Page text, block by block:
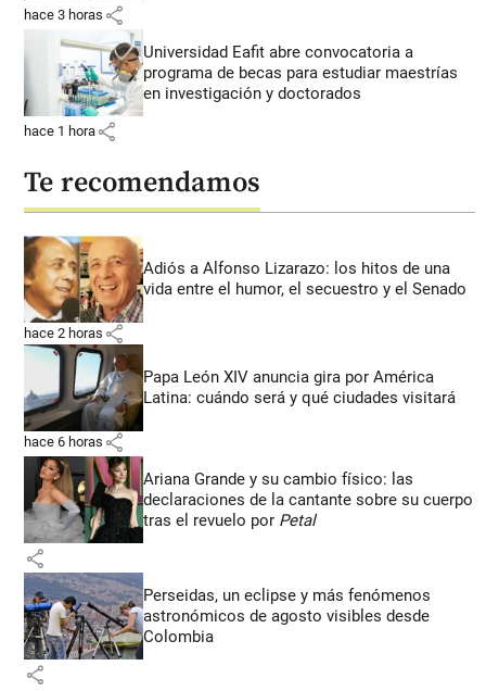
hace 3 horas share
Universidad Eafit abre convocatoria a
programa de becas para estudiar maestrías
en investigación y doctorados
hace 1 hora share
Te recomendamos
Adiós a Alfonso Lizarazo: los hitos de una
vida entre el humor, el secuestro y el Senado
hace 2 horas share
Papa León XIV anuncia gira por América
Latina: cuándo será y qué ciudades visitará
hace 6 horas share
Ariana Grande y su cambio físico: las
declaraciones de la cantante sobre su cuerpo
tras el revuelo por Petal
share
Perseidas, un eclipse y más fenómenos
astronómicos de agosto visibles desde
Colombia
share